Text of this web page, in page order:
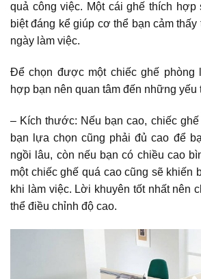
quả công việc. Một cái ghế thích hợp
biệt đáng kể giúp cơ thể bạn cảm thấy
ngày làm việc.
Để chọn được một chiếc ghế phòng
hợp bạn nên quan tâm đến những yếu
– Kích thước: Nếu bạn cao, chiếc
bạn lựa chọn cũng phải đủ cao để
ngồi lâu, còn nếu bạn có chiều cao
một chiếc ghế quá cao cũng sẽ khiến
khi làm việc. Lời khuyên tốt nhất nên
thể điều chỉnh độ cao.